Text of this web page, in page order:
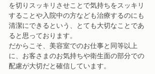
を切りスッキリさせことで気持ちをスッキリ
することや入院中の方なども治療するのにも
清潔にできるという、とても大切なことであ
ると思っております。
だからこそ、美容室でのお仕事と同等以上
に、お客さまのお気持ちや衛生面の部分での
配慮が大切だと確信しています。